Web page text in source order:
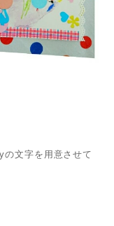
文字を用意させて